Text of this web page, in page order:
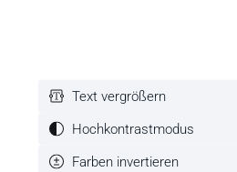
Text vergrößern
Hochkontrastmodus
Farben invertieren